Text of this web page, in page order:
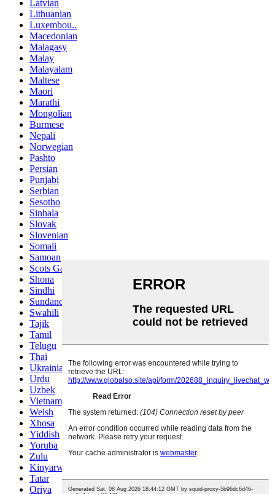
Latvian
Lithuanian
Luxembou..
Macedonian
Malagasy
Malay
Malayalam
Maltese
Maori
Marathi
Mongolian
Burmese
Nepali
Norwegian
Pashto
Persian
Punjabi
Serbian
Sesotho
Sinhala
Slovak
Slovenian
Somali
Samoan
Scots Gaelic
Shona
Sindhi
Sundanese
Swahili
Tajik
Tamil
Telugu
Thai
Ukrainian
Urdu
Uzbek
Vietnamese
Welsh
Xhosa
Yiddish
Yoruba
Zulu
Kinyarwanda
Tatar
Oriya